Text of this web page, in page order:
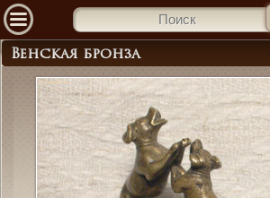
Венская бронза